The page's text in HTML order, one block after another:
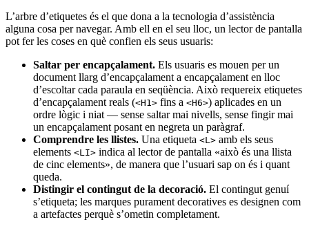
L’arbre d’etiquetes és el que dona a la tecnologia d’assistència
alguna cosa per navegar. Amb ell en el seu lloc, un lector de pantalla
pot fer les coses en què confien els seus usuaris:
Saltar per encapçalament. Els usuaris es mouen per un
document llarg d’encapçalament a encapçalament en lloc
d’escoltar cada paraula en seqüència. Això requereix etiquetes
d’encapçalament reals (<H1> fins a <H6>) aplicades en un
ordre lògic i niat — sense saltar mai nivells, sense fingir mai
un encapçalament posant en negreta un paràgraf.
Comprendre les llistes. Una etiqueta <L> amb els seus
elements <LI> indica al lector de pantalla «això és una llista
de cinc elements», de manera que l’usuari sap on és i quant
queda.
Distingir el contingut de la decoració. El contingut genuí
s’etiqueta; les marques purament decoratives es designen com
a artefactes perquè s’ometin completament.